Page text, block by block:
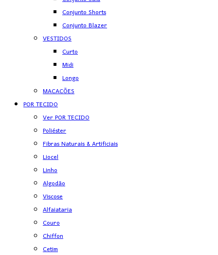
Conjunto Shorts
Conjunto Blazer
VESTIDOS
Curto
Midi
Longo
MACACÕES
POR TECIDO
Ver POR TECIDO
Poliéster
Fibras Naturais & Artificiais
Liocel
Linho
Algodão
Viscose
Alfaiataria
Couro
Chiffon
Cetim